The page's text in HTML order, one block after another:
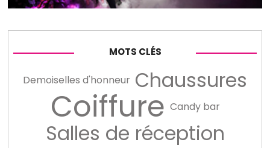
MOTS CLÉS
Demoiselles d'honneur Chaussures
Coiffure Candy bar
Salles de réception